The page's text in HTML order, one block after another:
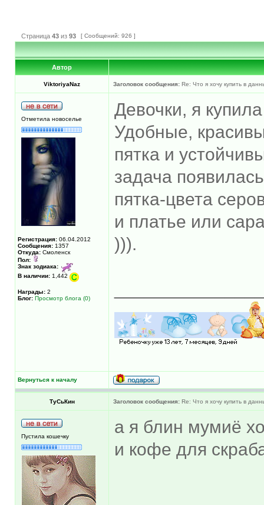
Страница 43 из 93 [ Сообщений: 926 ]
Автор
ViktoriyaNaz Заголовок сообщения: Re: Что я хочу купить в
Отметила новоселье
Регистрация: 06.04.2012
Сообщения: 1357
Откуда: Смоленск
Пол:
Знак зодиака:
В наличии: 1,442
Награды: 2
Блог: Просмотр блога (0)
Девочки, я
Удобные,
пятка и
задача
пятка-цвета
и платье или
))).
Вернуться к началу
ТуСьКин Заголовок сообщения: Re: Что я хочу купить в
Пустила кошечку
а я блин мумиё
и кофе для